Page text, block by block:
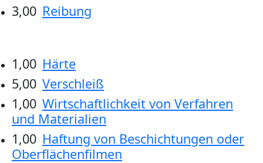
3,00 Reibung
1,00 Härte
5,00 Verschleiß
1,00 Wirtschaftlichkeit von Verfahren
und Materialien
1,00 Haftung von Beschichtungen oder
Oberflächenfilmen